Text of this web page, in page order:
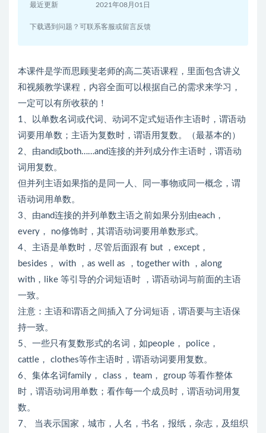
最近更新 2021年08月01日
下载遇到问题？可联系客服或留言反馈
本课件是学而思顾斐老师的高二英语课程，里面包含讲义
和视频教学课程，内容全面可以根据自己的需求来学习，
一定可以有所收获的！
1、以单数名词或代词、动词不定式短语作主语时，谓语动
词要用单数；主语为复数时，谓语用复数。（最基本的）
2、由and或both……and连接的并列成分作主语时，谓语动
词用复数。
但并列主语如果指的是同一人、同一事物或同一概念，谓
语动词用单数。
3、由and连接的并列单数主语之前如果分别由each，
every， no修饰时，其谓语动词要用单数形式。
4、主语是单数时，尽管后面跟有 but ，except，
besides， with ，as well as ，together with ，along
with，like 等引导的介词短语时 ，谓语动词与前面的主语
一致。
注意：主语和谓语之间插入了分词短语，谓语要与主语保
持一致。
5、一些只有复数形式的名词，如people， police，
cattle， clothes等作主语时，谓语动词要用复数。
6、集体名词family， class， team， group 等看作整体
时，谓语动词用单数；看作每一个成员时，谓语动词用复
数。
7、 当表示国家，城市，人名，书名，报纸，杂志，及组织